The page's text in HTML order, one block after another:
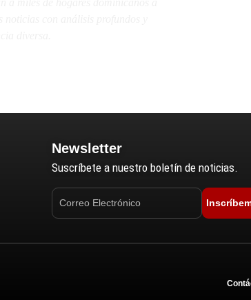
Newsletter
Suscríbete a nuestro boletín de noticias.